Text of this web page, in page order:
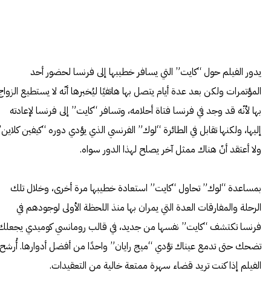
يدور الفيلم حول “كايت” التي يسافر خطيبها إلى فرنسا لحضور أحد
المؤتمرات ولكن بعد عدة أيام يتصل بها هاتفيًا ليُخبرها أنّه لا يستطيع
بها لأنّه قد وجد في فرنسا فتاة أحلامه، وتسافر “كايت” إلى فرنسا لإعادته
إليها، ولكنها تقابل في الطائرة “لوك” الفرنسي الذي يؤدي دوره “كيفين
ولا أعتقد أنّ هناك ممثل آخر يصلح لهذا الدور سواه.
بمساعدة “لوك” تحاول “كايت” استعادة خطيبها مرة أخرى، وخلال تلك
الرحلة والمفارقات العدة التي يمران بها منذ اللحظة الأولى لوجودهم في
فرنسا تكتشف “كايت” نفسها من جديد، في قالب رومانسي كوميدي
تضحك حتى تدمع عيناك تؤدي “ميج رايان” واحدًا من أفضل أدوارها. أُرشح
الفيلم إذا كنت تريد قضاء سهرة ممتعة خالية من التعقيدات.